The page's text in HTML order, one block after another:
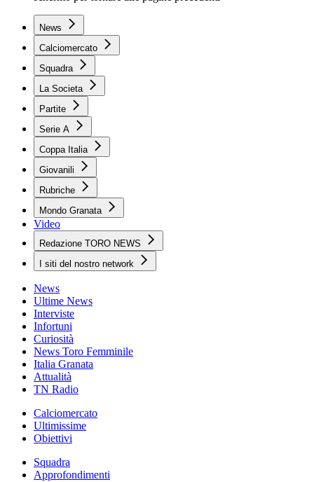
News
Calciomercato
Squadra
La Societa
Partite
Serie A
Coppa Italia
Giovanili
Rubriche
Mondo Granata
Video
Redazione TORO NEWS
I siti del nostro network
News
Ultime News
Interviste
Infortuni
Curiosità
News Toro Femminile
Italia Granata
Attualità
TN Radio
Calciomercato
Ultimissime
Obiettivi
Squadra
Approfondimenti